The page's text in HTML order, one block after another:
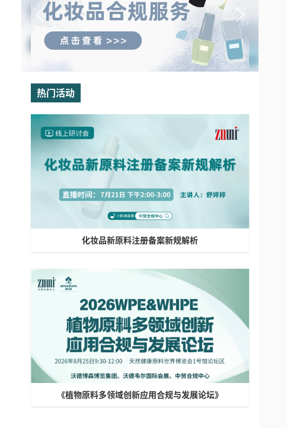
热门活动
化妆品新原料注册备案新规解析
《植物原料多领域创新应用合规与发展论坛》